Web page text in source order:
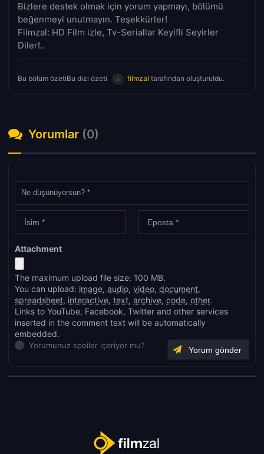
Bizlere destek olmak için yorum yapmayı, bölümü
beğenmeyi unutmayın. Teşekkürler!
Filmzal: HD Film izle, Tv-Seriallar Keyifli Seyirler
Diler!..
Bu bölüm özetiBu dizi özeti filmzal tarafından oluşturuldu.
Yorumlar (0)
Attachment
The maximum upload file size: 100 MB.
You can upload: image, audio, video, document,
spreadsheet, interactive, text, archive, code, other.
Links to YouTube, Facebook, Twitter and other services
inserted in the comment text will be automatically
embedded.
Yorumunuz spoiler içeriyor mu?